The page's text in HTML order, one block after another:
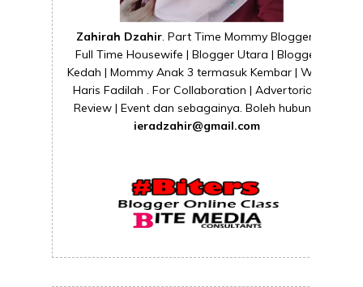
Zahirah Dzahir. Part Time Mommy Blogger |
Full Time Housewife | Blogger Utara | Blogger
Kedah | Mommy Anak 3 termasuk Kembar | Wife
Haris Fadilah . For Collaboration | Advertorial |
Review | Event dan sebagainya. Boleh hubungi
ieradzahir@gmail.com